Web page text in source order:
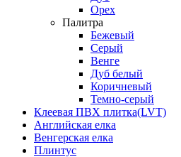
Орех
Палитра
Бежевый
Серый
Венге
Дуб белый
Коричневый
Темно-серый
Клеевая ПВХ плитка(LVT)
Английская елка
Венгерская елка
Плинтус